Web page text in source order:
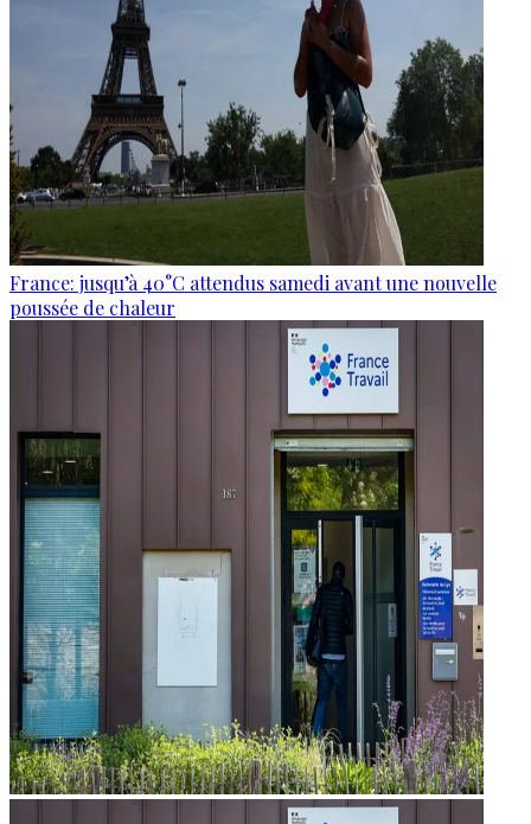
France: jusqu’à 40°C attendus samedi avant une nouvelle
poussée de chaleur